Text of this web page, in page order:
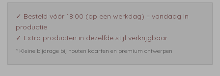
✓ Besteld vóór 18:00 (op een werkdag) = vandaag in
productie
✓ Extra producten in dezelfde stijl verkrijgbaar
* Kleine bijdrage bij houten kaarten en premium ontwerpen